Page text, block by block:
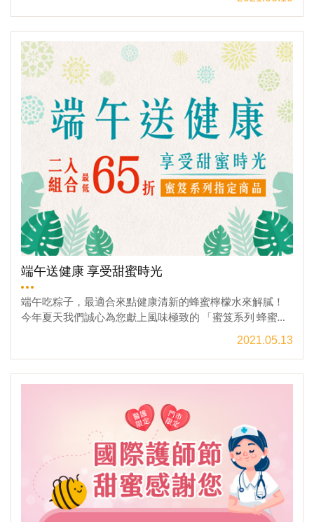
【門市地址】→南投縣埔里鎮枇杷里枇杷路52之1號【電話
洽詢】→ 049-298-0851
社交，你悶壞了嗎?一日三餐都靠你，要拿出獨家絕活兒，
開始廚藝大冒險了嗎?「宏基蜂蜜」準備了許多高品質的極
緻單品風味蜂蜜，給你最驚喜、最省錢、好便宜的甜美優
惠，用來好好平撫那宅在家的煩悶，對疫情發展不安的
心。我們相信，那一口深邃內蘊的醇馥甜美，可以瞬間帶
你到不同的風景，感受到那金黃自然的微風，一掃你的抑
蜜，為餐桌上的佳餚、杯中的冰涼，點綴上金黃誘人的甜
蜜，用最香甜華麗的蜂蜜美食，征服家裡每一個人的味
蕾，守護家人的健康，讓你成為宅家料理之王!!官網限定優
惠「防疫大作戰 宏基蜂蜜絕對挺你」折扣優惠活動時間 :20
21年06月16日 至 2021年07月15日「防疫大作戰 宏基蜂蜜
絕對挺你」折扣優惠活動內容 : 指定商品 最低 48折
起!!!! (依 [促銷商品] 內指定商品為準)>>往[防疫大作戰 宏基
蜂蜜絕對挺你]促銷區本優惠活動相關規定：1.本活動優惠
限定於宏基蜜蜂生態農場官方網站。2.本活動無法與「VIP
會員折扣」或其他的優惠方案合併使用。3. 本公司保有於
活動期間內更改活動規則和內容之權利，活動內容之變動
不能錯過❁✙防疫大作戰 蜂蜜優惠48折起(官網限定)✙→挺
你一起過艱難時期✽大宗採購 送禮新寵兒✽→健康體面伴手
禮♛ VIP會員 終身9折優惠♛→老朋友別忘了回來~！☀產銷
市地址】→南投縣埔里鎮枇杷里枇杷路52之1號【電話洽
觀看更多
端午送健康 享受甜蜜時光
端午吃粽子，最適合來點健康清新的蜂蜜檸檬水來解膩！
今年夏天我們誠心為您獻上風味極致的 「蜜笈系列 蜂蜜」
由評蜜博士精心挑選，多種極緻好口感的單品蜂蜜讓你好
蜂蜜，涼爽繽紛你的整個夏季！官網限定優惠(門市另有優
惠)「端午送健康 享受甜蜜時光」折扣優惠活動時間 : 202
1年05月14日 下午12:00 ～2021年06月14日「端午送健康
享受甜蜜時光」折扣優惠活動內容 :[蜜笈系列指定商品] 二
入組合最低 65折!!!![ 前往 端午送健康 享受甜蜜時光 活動專
區 ]本優惠活動相關規定 : 1.本活動優惠限定於 宏基蜜蜂生
態農場官方網站。2.本活動無法與「VIP會員折扣」或其他
的優惠方案合併使用。3.門市優惠活動皆不包含宅配相關費
2021.05.13
觀看更多